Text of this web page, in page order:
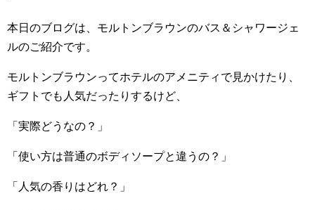
本日のブログは、モルトンブラウンのバス＆ シャワージェ
ルのご紹介です。
モルトンブラウンってホテルのアメニティで見かけたり、
ギフトでも人気だったりするけど、
「実際どうなの？」
「使い方は普通のボディソープと違うの？」
「人気の香りはどれ？」